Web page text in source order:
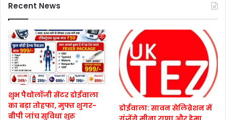
Recent News
शुभ पैथोलॉजी सेंटर डोईवाला
का बड़ा तोहफा, मुफ्त शुगर-
बीपी जांच सुविधा शुरू
डोईवाला: सावन सेलिब्रेशन में